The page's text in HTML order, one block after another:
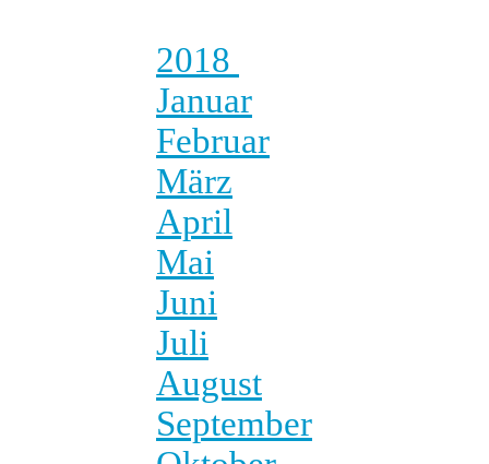
2018
Januar
Februar
März
April
Mai
Juni
Juli
August
September